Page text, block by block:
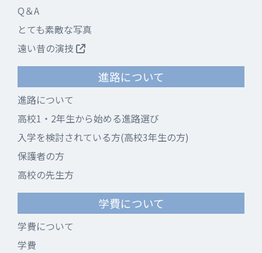
Q＆A
とても素敵な写真
遠い昔の演技
進路について
進路について
高校1・2年生から始める進路選び
入学を検討されている方(高校3年生の方)
保護者の方
高校の先生方
学費について
学費について
学費